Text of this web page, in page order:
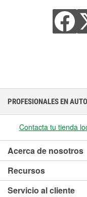
PROFESIONALES EN
Contacta tu tienda
Acerca de nosotros
Recursos
Servicio al cliente